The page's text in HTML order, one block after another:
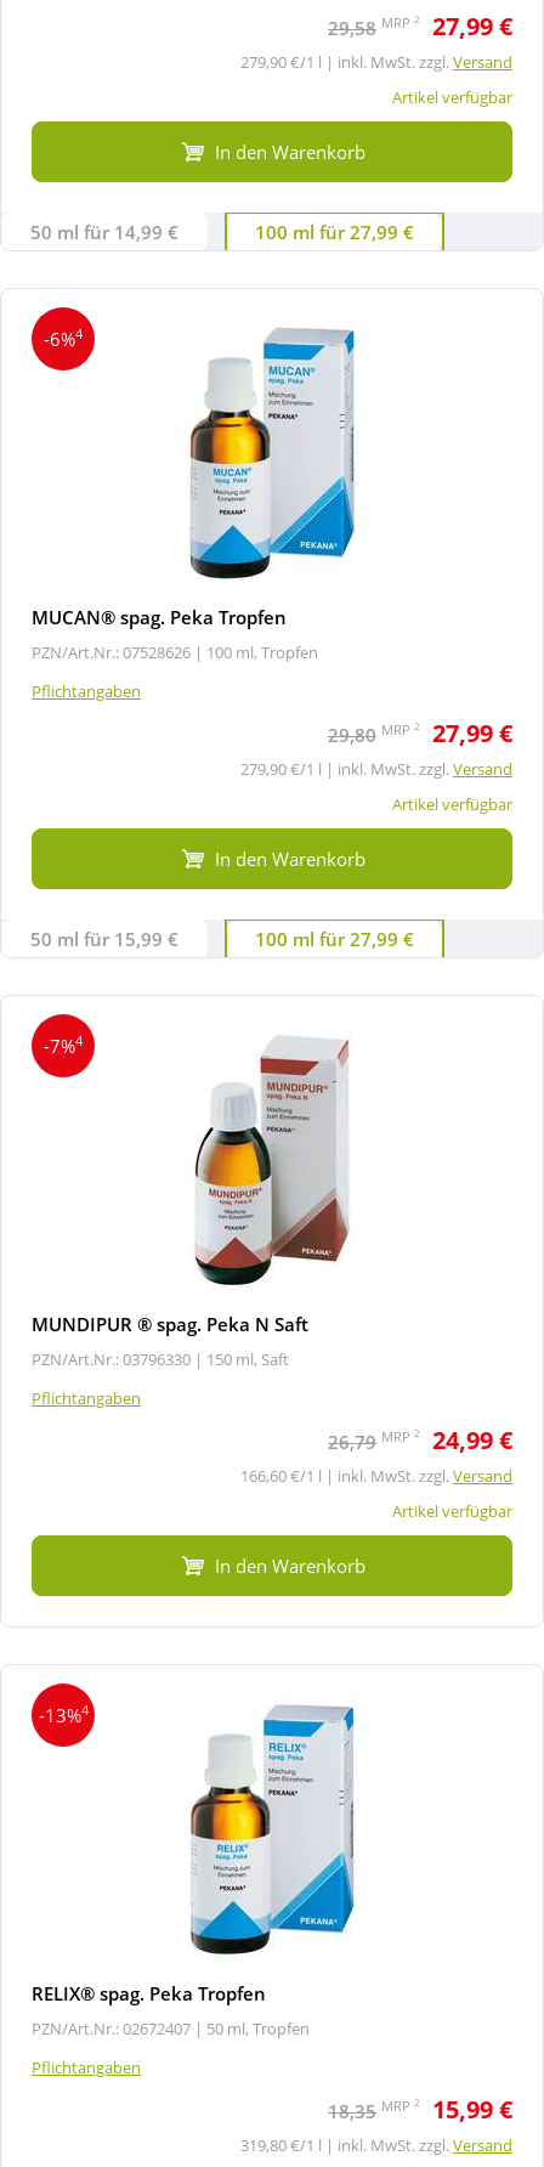
29,58 MRP 2 27,99 €
279,90 €/1 l | inkl. MwSt. zzgl.Versand
Artikel verfügbar
In den Warenkorb
50 ml für 14,99 € 100 ml für 27,99 €
-6%4
MUCAN® spag. Peka Tropfen
PZN/Art.Nr.: 07528626 | 100 ml, Tropfen
Pflichtangaben
29,80 MRP 2 27,99 €
279,90 €/1 l | inkl. MwSt. zzgl.Versand
Artikel verfügbar
In den Warenkorb
50 ml für 15,99 € 100 ml für 27,99 €
-7%4
MUNDIPUR ® spag. Peka N Saft
PZN/Art.Nr.: 03796330 | 150 ml, Saft
Pflichtangaben
26,79 MRP 2 24,99 €
166,60 €/1 l | inkl. MwSt. zzgl.Versand
Artikel verfügbar
In den Warenkorb
-13%4
RELIX® spag. Peka Tropfen
PZN/Art.Nr.: 02672407 | 50 ml, Tropfen
Pflichtangaben
18,35 MRP 2 15,99 €
319,80 €/1 l | inkl. MwSt. zzgl.Versand